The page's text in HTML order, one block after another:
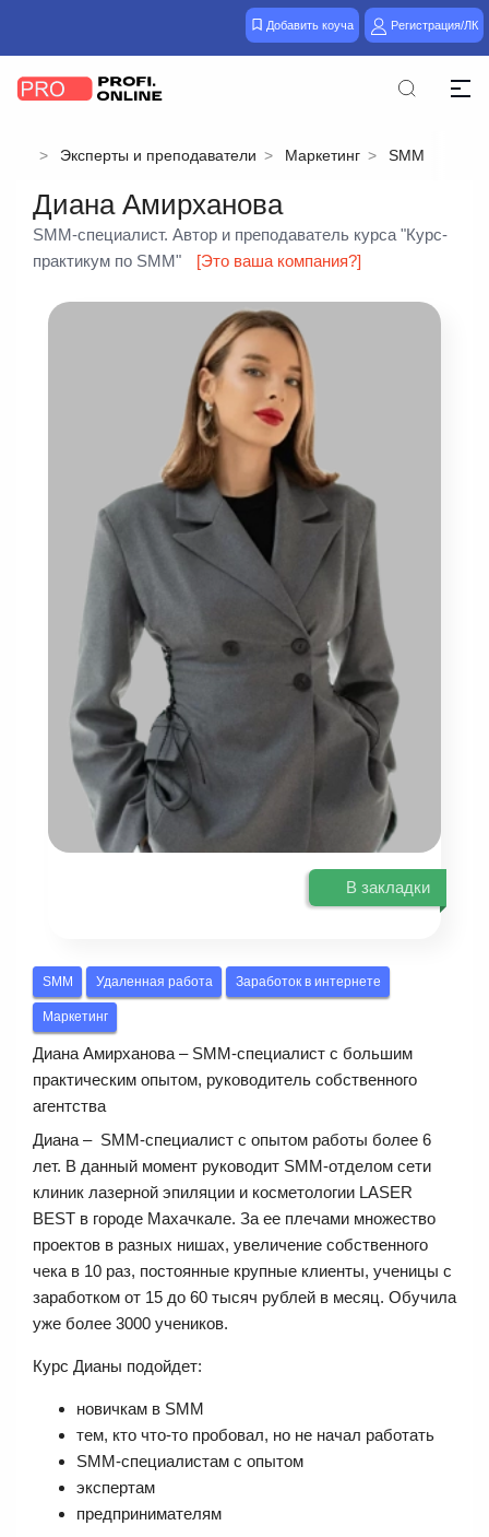
Добавить коуча Регистрация/ЛК
Эксперты и преподаватели Маркетинг SMM
Диана Амирханова
SMM-специалист. Автор и преподаватель курса "Курс-
практикум по SMM"
[Это ваша компания?]
В закладки
SMM Удаленная работа Заработок в интернете
Маркетинг
Диана Амирханова – SMM-специалист с большим
практическим опытом, руководитель собственного
агентства
Диана – SMM-специалист с опытом работы более 6
лет. В данный момент руководит SMM-отделом сети
клиник лазерной эпиляции и косметологии LASER
BEST в городе Махачкале. За ее плечами множество
проектов в разных нишах, увеличение собственного
чека в 10 раз, постоянные крупные клиенты, ученицы с
заработком от 15 до 60 тысяч рублей в месяц. Обучила
уже более 3000 учеников.
Курс Дианы подойдет:
новичкам в SMM
тем, кто что-то пробовал, но не начал работать
SMM-специалистам с опытом
экспертам
предпринимателям